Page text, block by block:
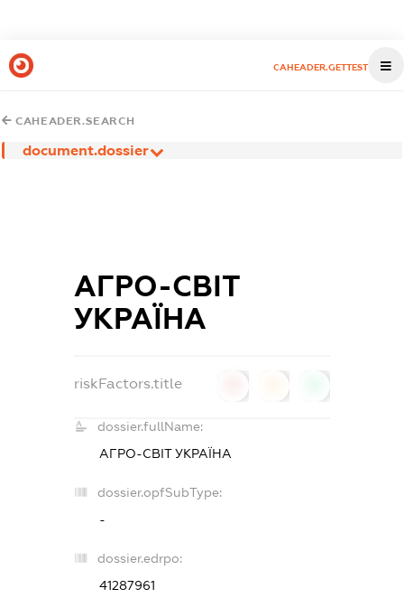
CAHEADER.GETTEST
CAHEADER.SEARCH
document.dossier
АГРО-СВІТ
УКРАЇНА
riskFactors.title
dossier.fullName:
АГРО-СВІТ УКРАЇНА
dossier.opfSubType:
-
dossier.edrpo:
41287961